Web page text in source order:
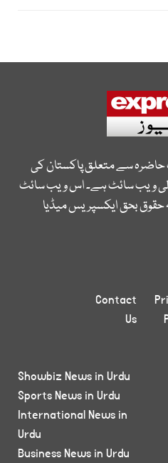
حاضرہ سے متعلق پاکستان کی
ویب سائٹ ہے۔ اس ویب سائٹ
حقوق بحق ایکسپریس میڈیا
Contact
Us
Showbiz News in Urdu
Sports News in Urdu
International News in
Urdu
Business News in Urdu